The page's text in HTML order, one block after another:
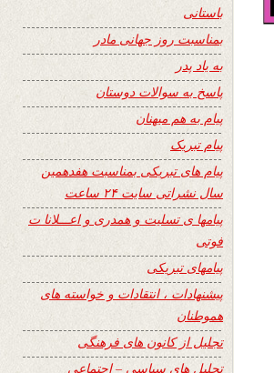
باستانی
بمناسبت روز جهانی مادر
به یاد پدر
پاسخ به سوالات دوستان
پیام به هم میهنان
پیام تبریک
پیام های تبریکی بمناسبت هفدهمین
سال نشراتی سایت ۲۴ ساعت
پیامها ی تسلیت و همدری و اعـــلانا ت
فوتی
پیامهای تبریکی
پیشنهادات ، انتقادات و خواسته های
هموطنان
تجلیل از کانون های فرهنگی
تحلیل های سیاسی – اجتماعی